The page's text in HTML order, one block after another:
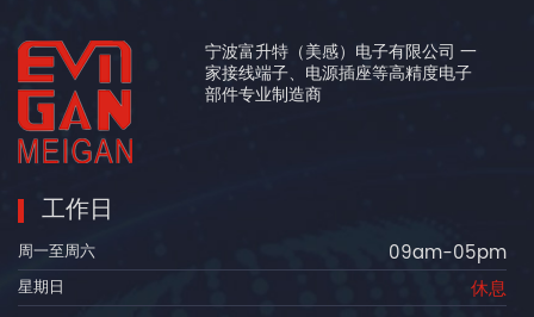
宁波富升特（美感）电子有限公司 一
家接线端子、电源插座等高精度电子
部件专业制造商
工作日
周一至周六 09am-05pm
星期日 休息